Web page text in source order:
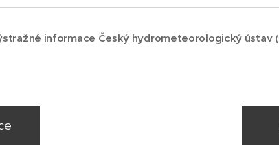
informace Český hydrometeorologický ústav (